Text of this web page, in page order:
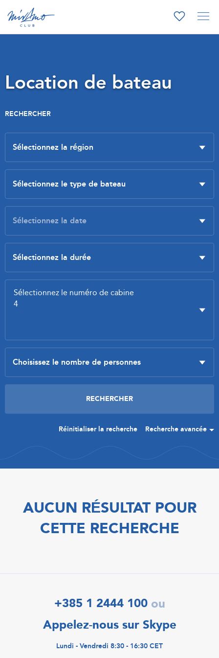
Location de bateau
RECHERCHER
Réinitialiser la recherche Recherche avancée
AUCUN RÉSULTAT POUR
CETTE RECHERCHE
+385 1 2444 100 ou
Appelez-nous sur Skype
Lundi - Vendredi 8:30 - 16:30 CET